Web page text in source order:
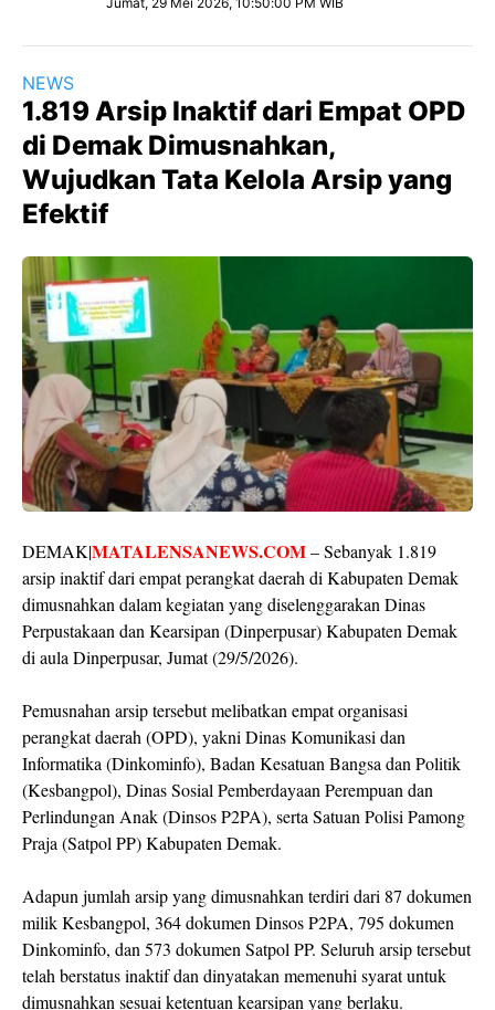
NEWS
1.819 Arsip Inaktif dari Empat OPD
di Demak Dimusnahkan,
Wujudkan Tata Kelola Arsip yang
Efektif
DEMAK|MATALENSANEWS.COM– Sebanyak 1.819
arsip inaktif dari empat perangkat daerah di Kabupaten Demak
dimusnahkan dalam kegiatan yang diselenggarakan Dinas
Perpustakaan dan Kearsipan (Dinperpusar) Kabupaten Demak
di aula Dinperpusar, Jumat (29/5/2026).
Pemusnahan arsip tersebut melibatkan empat organisasi
perangkat daerah (OPD), yakni Dinas Komunikasi dan
Informatika (Dinkominfo), Badan Kesatuan Bangsa dan Politik
(Kesbangpol), Dinas Sosial Pemberdayaan Perempuan dan
Perlindungan Anak (Dinsos P2PA), serta Satuan Polisi Pamong
Praja (Satpol PP) Kabupaten Demak.
Adapun jumlah arsip yang dimusnahkan terdiri dari 87 dokumen
milik Kesbangpol, 364 dokumen Dinsos P2PA, 795 dokumen
Dinkominfo, dan 573 dokumen Satpol PP. Seluruh arsip tersebut
telah berstatus inaktif dan dinyatakan memenuhi syarat untuk
dimusnahkan sesuai ketentuan kearsipan yang berlaku.